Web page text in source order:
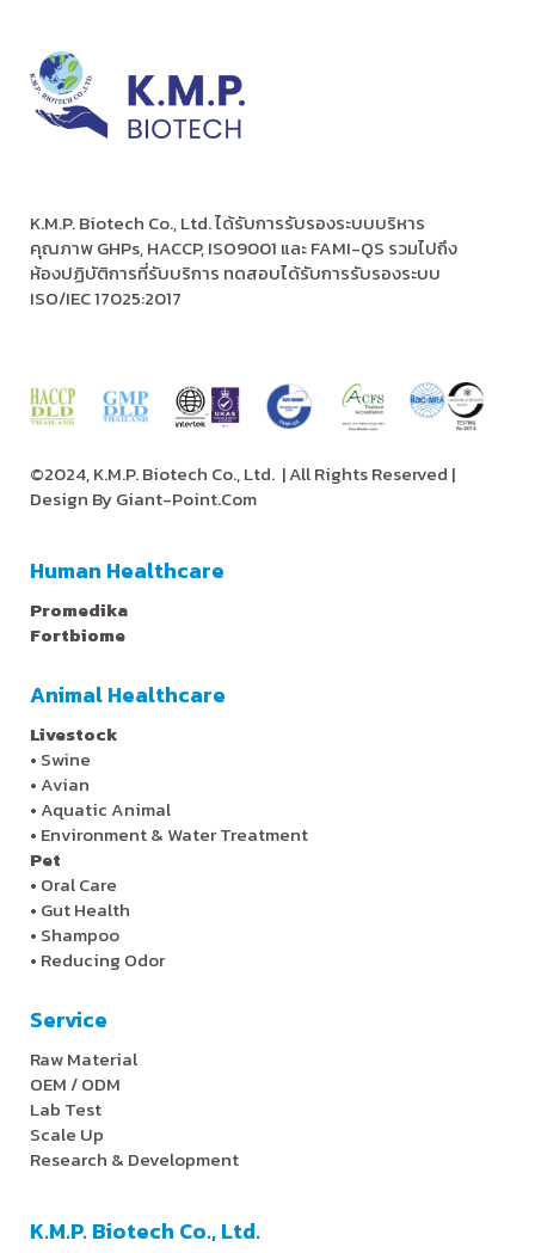
K.M.P. Biotech Co., Ltd. ได้รับการรับรองระบบบริหาร
คุณภาพ GHPs, HACCP, ISO9001 และ FAMI-QS รวมไปถึง
ห้องปฏิบัติการที่รับบริการ ทดสอบได้รับการรับรองระบบ
ISO/IEC 17025:2017
©2024, K.M.P. Biotech Co., Ltd. | All Rights Reserved |
Design ByGiant-Point.Com
Human Healthcare
Promedika
Fortbiome
Animal Healthcare
Livestock
• Swine
•Avian
•Aquatic Animal
• Environment & Water Treatment
Pet
• Oral Care
• Gut Health
• Shampoo
• Reducing Odor
Service
Raw Material
OEM / ODM
Lab Test
Scale Up
Research & Development
K.M.P. Biotech Co., Ltd.